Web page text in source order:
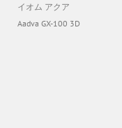
イオム アクア
Aadva GX-100 3D